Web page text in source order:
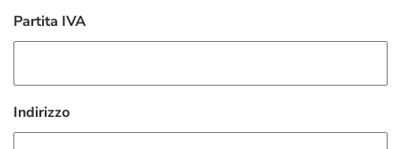
Partita IVA
Indirizzo